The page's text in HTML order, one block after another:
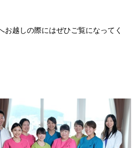
お越しの際にはぜひご覧になってく